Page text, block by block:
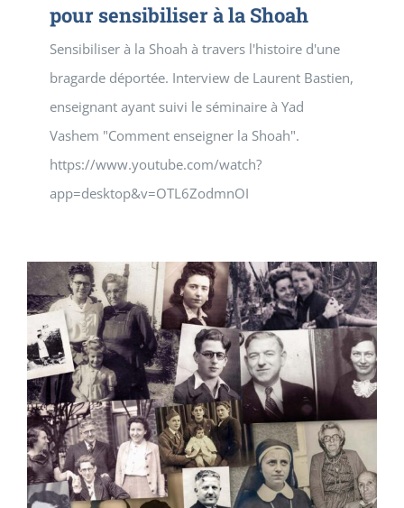
pour sensibiliser à la Shoah
Sensibiliser à la Shoah à travers l'histoire d'une
bragarde déportée. Interview de Laurent Bastien,
enseignant ayant suivi le séminaire à Yad
Vashem "Comment enseigner la Shoah".
https://www.youtube.com/watch?
app=desktop&v=OTL6ZodmnOI